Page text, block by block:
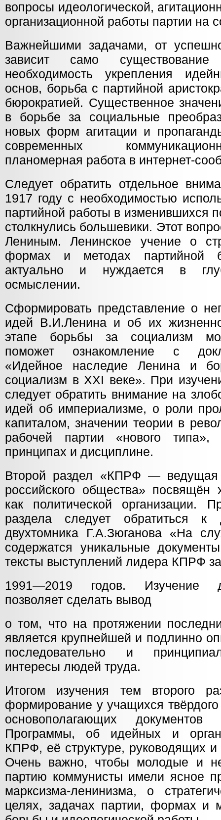
вопросы идеологической,
организационной работы партии на
Важнейшими задачами, от
зависит само
необходимость укрепления
основ, борьба с партийной
бюрократией. Существенное
в борьбе за социальные
новых форм агитации и
современных
планомерная работа в интернет-
Следует обратить отдельное
1917 году с необходимостью
партийной работы в изменившихся
столкнулись большевики. Этот
Лениным. Ленинское учение о
формах и методах партийной
актуально и нуждается в
осмыслении.
Сформировать представление о
идей В.И.Ленина и об их
этапе борьбы за социализм
поможет ознакомление с
«Идейное наследие Ленина и
социализм в XXI веке». При
следует обратить внимание на
идей об империализме, о роли
капиталом, значении теории в
рабочей партии «нового типа»,
принципах и дисциплине.
Второй раздел «КПРФ — ведущая
российского общества» посвящён
как политической организации.
раздела следует обратиться к
двухтомника Г.А.Зюганова «На
содержатся уникальные
тексты выступлений лидера КПРФ
1991—2019 годов. Изучение
позволяет сделать вывод
о том, что на протяжении
является крупнейшей и подлинно
последовательно и
интересы людей труда.
Итогом изучения тем второго
формирование у учащихся
основополагающих
Программы, об идейных и
КПРФ, её структуре, руководящих и
Очень важно, чтобы молодые и
партию коммунисты имели ясное
марксизма-ленинизма, о
целях, задачах партии, формах и